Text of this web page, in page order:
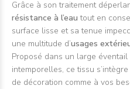
Grâce à son traitement
résistance à l’eau tout en
surface lisse et sa tenue
une multitude d’usages
Proposé dans un large
intemporelles, ce tissu
de décoration comme à vos